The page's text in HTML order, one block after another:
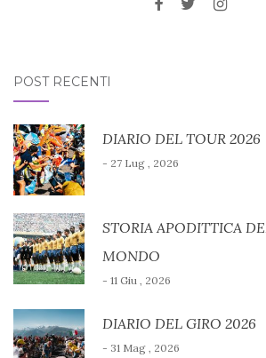
POST RECENTI
DIARIO DEL TOUR 2026
- 27 Lug , 2026
STORIA APODITTICA
MONDO
- 11 Giu , 2026
DIARIO DEL GIRO 2026
- 31 Mag , 2026